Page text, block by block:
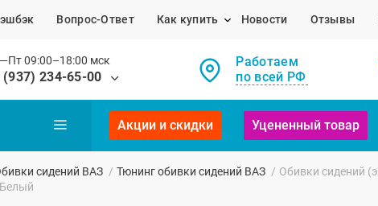
Вопрос-Ответ Как купить Новости Отзывы
09:00–18:00 мск
(937) 234-65-00
Работаем
по всей РФ
Акции и скидки Уцененный товар
сидений ВАЗ / Тюнинг обивки сидений ВАЗ / Обивки сидений